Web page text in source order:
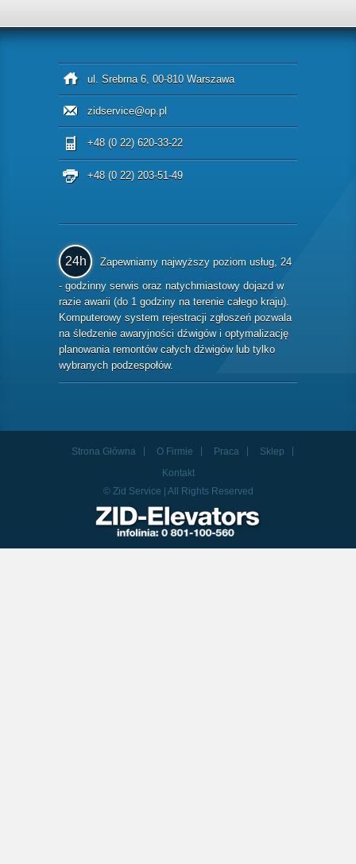
ul. Srebrna 6, 00-810 Warszawa
zidservice@op.pl
+48 (0 22) 620-33-22
+48 (0 22) 203-51-49
24h
Zapewniamy najwyższy poziom usług, 24
- godzinny serwis oraz natychmiastowy dojazd w
razie awarii (do 1 godziny na terenie całego kraju).
Komputerowy system rejestracji zgłoszeń pozwala
na śledzenie awaryjności dźwigów i optymalizację
planowania remontów całych dźwigów lub tylko
wybranych podzespołów.
Strona Główna O Firmie Praca
Sklep
Kontakt
© Zid Service | All Rights Reserved